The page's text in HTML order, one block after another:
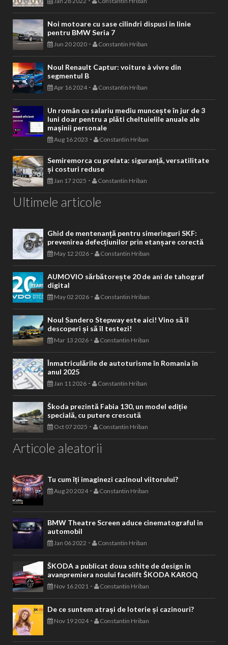
Noi motoare cu sase cilindri dispusi in linie
pentru BMW Seria 7
Jun 20 2020 - Constantin Hriban
Noul Renault Captur: voiture à vivre din
segmentul B
Apr 16 2024- Constantin Hriban
Un român cu salariu mediu muncește în jur de 3
luni doar pentru a plăti cheltuielile anuale ale
mașinii personale
Aug 16 2023 - Constantin Hriban
Semiremorca cu prelata: siguranță, versatilitate
și costuri reduse
Jan 17 2025 - Constantin Hriban
Ultimele articole
Ghid de mentenanță pentru simeringuri SKF:
prevenirea defecțiunilor prin etanșare corectă
May 12 2026 - Constantin Hriban
AUMOVIO sărbătorește 20 de ani de tahograf
digital
May 02 2026 - Constantin Hriban
Noul Sandero Stepway este aici! Vino să îl
descoperi și să îl testezi!
Mar 13 2026 - Constantin Hriban
Înmatriculările de autoturisme în Romania în
anul 2025
Jan 11 2026 - Constantin Hriban
Škoda prezintă Fabia 130, un model ediție
specială, cu putere crescută
Oct 07 2025 - Constantin Hriban
Articole aleatorii
Tu cum îți imaginezi cazinoul viitorului?
Aug 20 2024- Constantin Hriban
BMW Theatre Screen aduce cinematograful in
automobil
Jan 06 2022 - Constantin Hriban
ŠKODA a publicat doua schite de design in
avanpremiera noului facelift ŠKODA KAROQ
Nov 16 2021 - Constantin Hriban
De ce suntem atrași de loterie și cazinouri?
Nov 19 2024- Constantin Hriban